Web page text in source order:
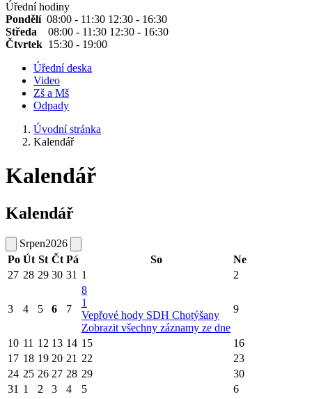
Úřední hodiny
Pondělí 08:00 - 11:30 12:30 - 16:30
Středa 08:00 - 11:30 12:30 - 16:30
Čtvrtek 15:30 - 19:00
Úřední deska
Video
Zš a Mš
Odpady
Úvodní stránka
Kalendář
Kalendář
Kalendář
Srpen2026
Po Út St Čt Pá So
Ne
27 28 29 30 31 1 2
3 4 5 6 7
8
1
Vepřové hody SDH Chotýšany
Zobrazit všechny záznamy ze dne
9
10 11 12 13 14 15
16
17 18 19 20 21 22
23
24 25 26 27 28 29
30
31 1 2 3 4 5 6